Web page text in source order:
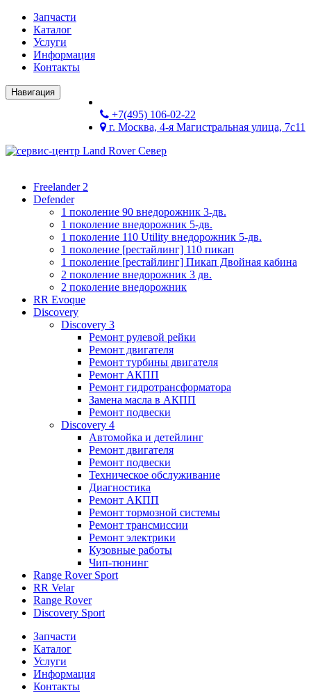
Запчасти
Каталог
Услуги
Информация
Контакты
+7(495) 106-02-22
г. Москва, 4-я Магистральная улица, 7с11
Навигация
Freelander 2
Defender
1 поколение 90 внедорожник 3-дв.
1 поколение внедорожник 5-дв.
1 поколение 110 Utility внедорожник 5-дв.
1 поколение [рестайлинг] 110 пикап
1 поколение [рестайлинг] Пикап Двойная кабина
2 поколение внедорожник 3 дв.
2 поколение внедорожник
RR Evoque
Discovery
Discovery 3
Ремонт рулевой рейки
Ремонт двигателя
Ремонт турбины двигателя
Ремонт АКПП
Ремонт гидротрансформатора
Замена масла в АКПП
Ремонт подвески
Discovery 4
Автомойка и детейлинг
Ремонт двигателя
Ремонт подвески
Техническое обслуживание
Диагностика
Ремонт АКПП
Ремонт тормозной системы
Ремонт трансмиссии
Ремонт электрики
Кузовные работы
Чип-тюнинг
Range Rover Sport
RR Velar
Range Rover
Discovery Sport
Запчасти
Каталог
Услуги
Информация
Контакты